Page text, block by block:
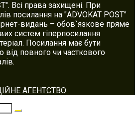
Всі права захищені. При
посилання на "ADVOKAT POST"
видань – обов`язкове пряме
систем гіперпосилання
Посилання має бути
повного чи часткового
АГЕНТСТВО